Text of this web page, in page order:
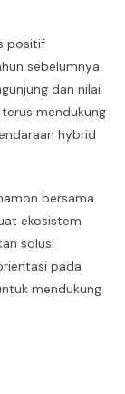
positif
sebelumnya.
dan nilai
mendukung
hybrid
bersama
ekosistem
solusi
pada
mendukung